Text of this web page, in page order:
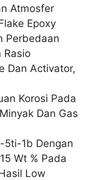
Atmosfer
Epoxy
Perbedaan
Rasio
Dan Activator,
Korosi Pada
Dan Gas
5ti-1b Dengan
Wt % Pada
Low